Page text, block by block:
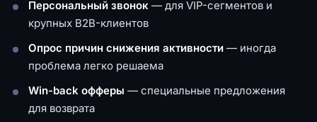
Персональный звонок — для VIP-сегментов и
крупных B2B-клиентов
Опрос причин снижения активности — иногда
проблема легко решаема
Win-back офферы — специальные предложения
для возврата